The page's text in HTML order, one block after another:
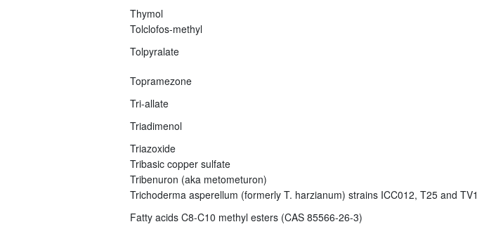
Thymol
Tolclofos-methyl
Tolpyralate
Topramezone
Tri-allate
Triadimenol
Triazoxide
Tribasic copper sulfate
Tribenuron (aka metometuron)
Trichoderma asperellum (formerly T. harzianum) strains ICC012, T25 and TV1
Fatty acids C8-C10 methyl esters (CAS 85566-26-3)